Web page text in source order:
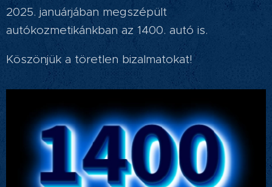
2025. januárjában megszépült
autókozmetikánkban az 1400. autó is.
Köszönjük a töretlen bizalmatokat!